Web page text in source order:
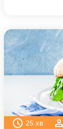
25 хв